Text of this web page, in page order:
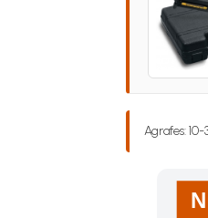
Agrafes: